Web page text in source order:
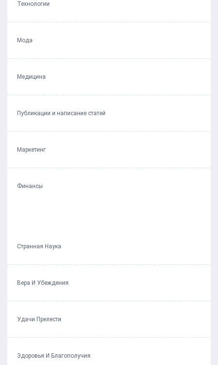
Технологии
Мода
Медицина
Публикации и написание статей
Маркетинг
Финансы
Странная Наука
Вера И Убеждения
Удачи Прелести
Здоровья И Благополучия